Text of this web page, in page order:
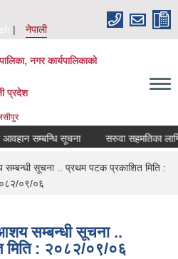
नेपाली
नगर कार्यपालिकाको
प्रदेश
सम्बन्धि सूचना सरुवा सहमतिका लागि
सूचना .. प्रथम पटक प्रकाशित मिति :
०९/०६
सम्बन्धी सूचना ..
मिति : २०८२/०९/०६